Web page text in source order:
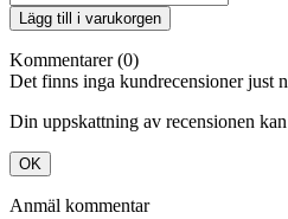
Lägg till i varukorgen
Kommentarer (0)
Det finns inga kundrecensioner just
Din uppskattning av recensionen
OK
Anmäl kommentar